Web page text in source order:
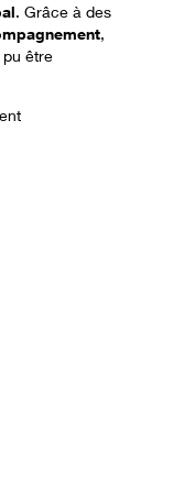
. Grâce à des
,
pu être